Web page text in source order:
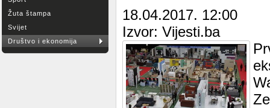
Žuta štampa
Svijet
Društvo i ekonomija
18.04.2017. 12:00
Izvor: Vijesti.ba